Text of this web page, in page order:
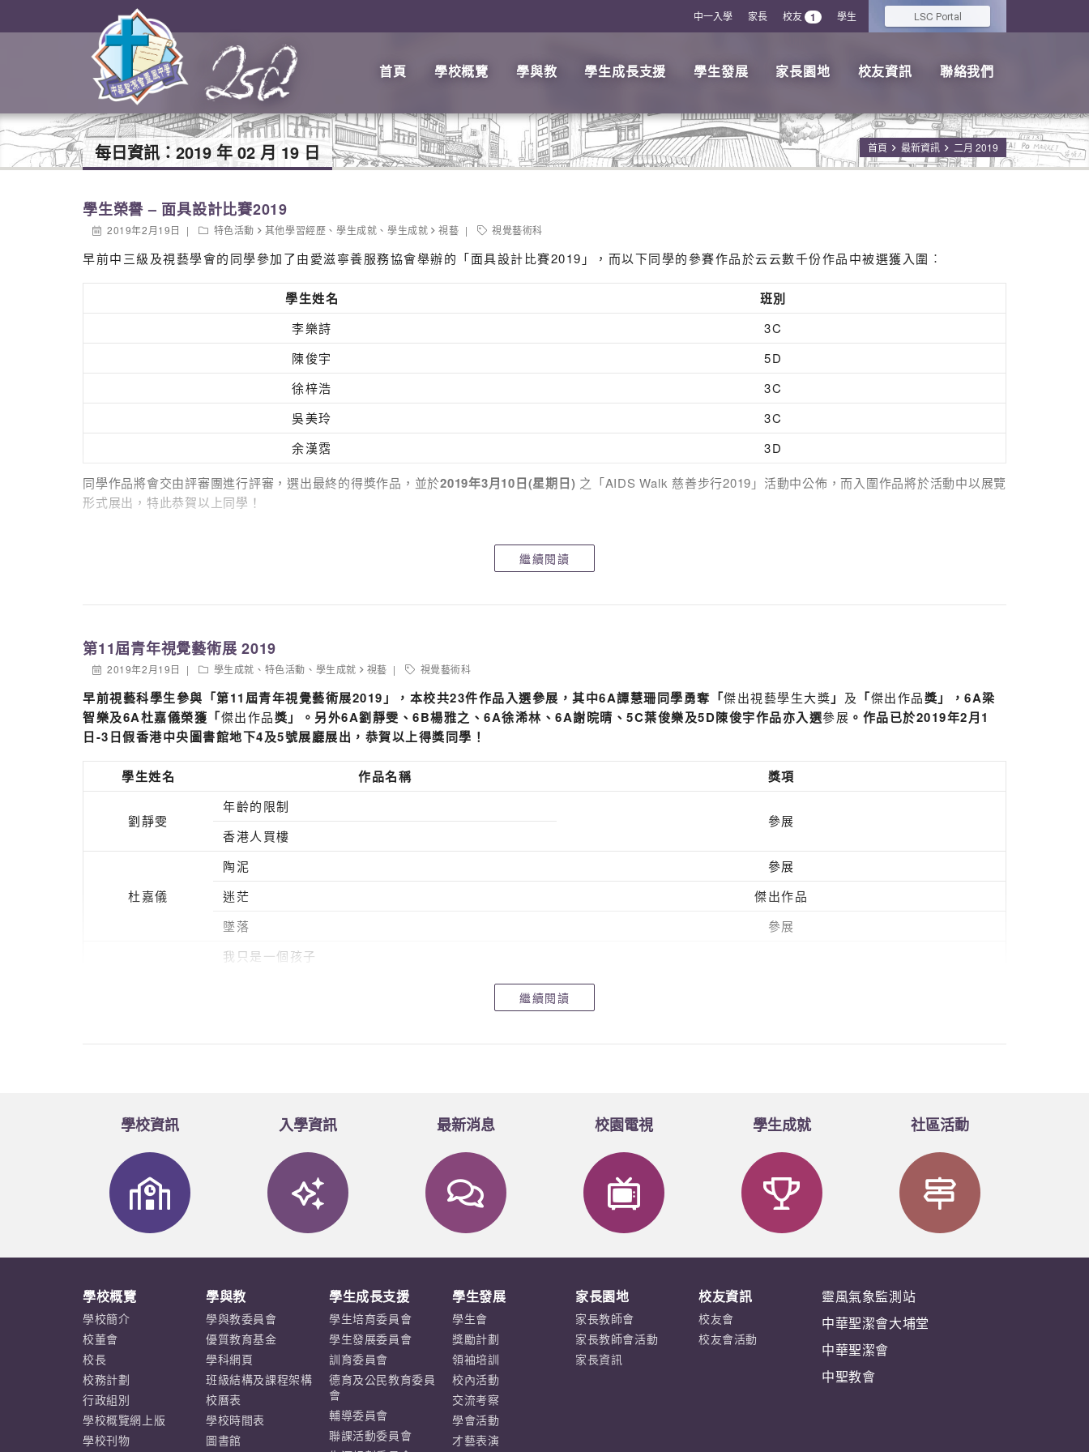
中一入學 家長 校友 1 學生 LSC Portal
首頁 學校概覽 學與教 學生成長支援 學生發展 家長園地 校友資訊 聯絡我們
首頁 最新資訊 二月 2019
每日資訊： 2019 年 02 月 19 日
學生榮譽 – 面具設計比賽2019
2019年2月19日 特色活動 其他學習經歷 、 學生成就 、 學生成就 視藝 視覺藝術科
早前中三級及視藝學會的同學參加了由愛滋寧養服務協會舉辦的「面具設計比賽2019」，而以下同學的參賽作品於云云數千份作品中被選獲入圍︰
學生姓名 班別
李樂詩
3C
陳俊宇
5D
徐梓浩
3C
吳美玲
3C
余漢霑
3D
同學作品將會交由評審團進行評審，選出最終的得獎作品，並於2019年3月10日(星期日) 之「AIDS Walk 慈善步行2019」活動中公佈，而入圍作品將於活動中以展覽
形式展出，特此恭賀以上同學！
地點：山頂山頂道花園
時間：11am-2pm
路線：夏力道至盧吉道（全程約1小時）
活動內容：11:00 – 11:45am – 開幕及頒獎典禮
繼續閱讀
第11屆青年視覺藝術展 2019
2019年2月19日 學生成就 、 特色活動 、 學生成就 視藝 視覺藝術科
早前視藝科學生參與「第11屆青年視覺藝術展2019」，本校共23件作品入選參展，其中6A譚慧珊同學勇奪 「傑出視藝學生大獎 」 及 「傑出作品獎」，6A梁
智樂及6A杜嘉儀榮獲「傑出作品獎」 。另外6A劉靜雯 、 6B楊雅之 、 6A徐浠林 、 6A謝晥晴 、 5C葉俊樂及5D陳俊宇作品亦入選參展 。作品已於2019年2月1
日-3日假香港中央圖書館地下4及5號展廳展出，恭賀以上得獎同學！
學生姓名 作品名稱 獎項
劉靜雯
年齡的限制
參展
香港人買樓
杜嘉儀
陶泥
參展
迷茫
傑出作品
墜落
參展
我只是一個孩子
老修女
傑出視藝學生大獎
傑出作品
謝晥晴
追求捉不到的生活
參展
流逝的童年
梁智樂
我 – 矛盾
壓力之出口
傑出作品
葉俊樂
靈風
Übermensch
啟示錄中的四騎士 –死亡–審判
繼續閱讀
學校資訊 入學資訊 最新消息 校園電視 學生成就 社區活動
學校概覽
學校簡介
校董會
校長
校務計劃
行政組別
學校概覽網上版
學校刊物
學與教
學與教委員會
優質教育基金
學科網頁
班級結構及課程架構
校曆表
學校時間表
圖書館
學生成長支援
學生培育委員會
學生發展委員會
訓育委員會
德育及公民教育委員
會
輔導委員會
聯課活動委員會
學生發展
學生會
獎勵計劃
領袖培訓
校內活動
交流考察
學會活動
才藝表演
家長園地
家長教師會
家長教師會活動
家長資訊
校友資訊
校友會
校友會活動
靈風氣象監測站
中華聖潔會大埔堂
中華聖潔會
中聖教會